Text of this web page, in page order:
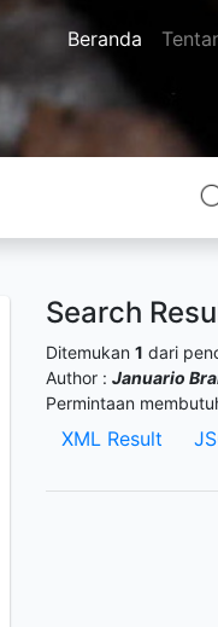
Beranda
Search
Ditemukan 1 dari
Author : Januario
Permintaan
XML Result